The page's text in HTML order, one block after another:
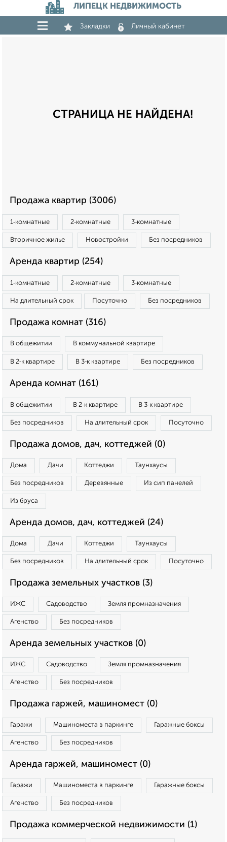
ЛИПЕЦК НЕДВИЖИМОСТЬ
Закладки Личный кабинет
СТРАНИЦА НЕ НАЙДЕНА!
Продажа квартир (3006)
1‑комнатные 2‑комнатные 3‑комнатные
Вторичное жилье Новостройки Без посредников
Аренда квартир (254)
1‑комнатные 2‑комнатные 3‑комнатные
На длительный срок Посуточно Без посредников
Продажа комнат (316)
В общежитии В коммунальной квартире
В 2‑к квартире В 3‑к квартире Без посредников
Аренда комнат (161)
В общежитии В 2‑к квартире В 3‑к квартире
Без посредников На длительный срок Посуточно
Продажа домов, дач, коттеджей (0)
Дома Дачи Коттеджи Таунхаусы
Без посредников Деревянные Из сип панелей
Из бруса
Аренда домов, дач, коттеджей (24)
Дома Дачи Коттеджи Таунхаусы
Без посредников На длительный срок Посуточно
Продажа земельных участков (3)
ИЖС Садоводство Земля промназначения
Агенство Без посредников
Аренда земельных участков (0)
ИЖС Садоводство Земля промназначения
Агенство Без посредников
Продажа гаржей, машиномест (0)
Гаражи Машиноместа в паркинге Гаражные боксы
Агенство Без посредников
Аренда гаржей, машиномест (0)
Гаражи Машиноместа в паркинге Гаражные боксы
Агенство Без посредников
Продажа коммерческой недвижимости (1)